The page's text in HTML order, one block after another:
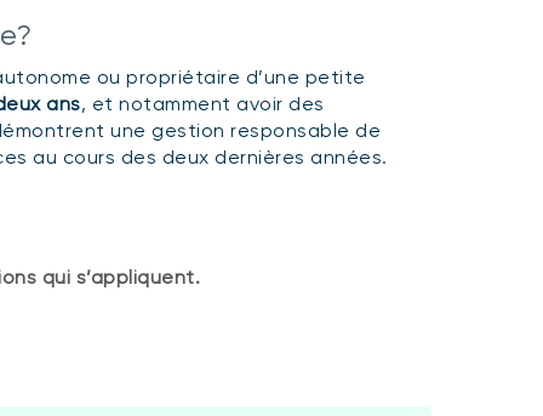
ou propriétaire d’une petite
ans, et notamment avoir des
une gestion responsable de
au cours des deux dernières années.
qui s’appliquent.